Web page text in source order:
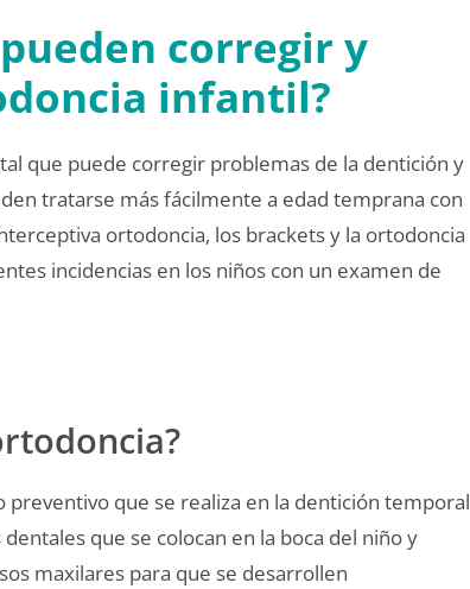
corregir y
infantil?
que puede corregir problemas de la dentición y
tratarse más fácilmente a edad temprana con
ortodoncia, los brackets y la ortodoncia
incidencias en los niños con un examen de
que se realiza en la dentición temporal
que se colocan en la boca del niño y
maxilares para que se desarrollen